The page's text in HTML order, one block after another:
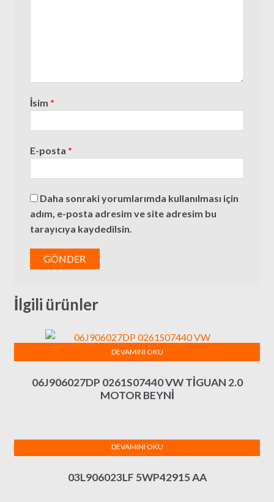
İsim *
E-posta *
Daha sonraki yorumlarımda kullanılması için
adım, e-posta adresim ve site adresim bu
tarayıcıya kaydedilsin.
İlgili ürünler
06J906027DP 0261S07440 VW TİGUAN 2.0
MOTOR BEYNİ
DEVAMINI OKU
03L906023LF 5WP42915 AA
DEVAMINI OKU